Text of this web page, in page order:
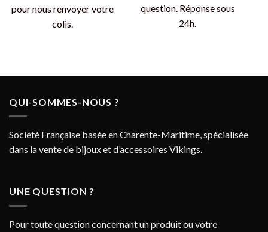
pour nous renvoyer votre
colis.
question. Réponse sous
24h.
QUI-SOMMES-NOUS ?
Société Française basée en Charente-Maritime, spécialisée
dans la vente de bijoux et d’accessoires Vikings.
UNE QUESTION ?
Pour toute question concernant un produit ou votre